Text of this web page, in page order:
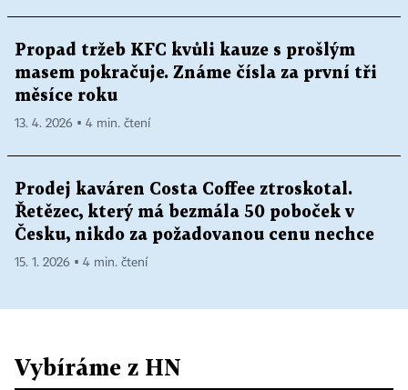
Propad tržeb KFC kvůli kauze s prošlým
masem pokračuje. Známe čísla za první tři
měsíce roku
13. 4. 2026 ▪ 4 min. čtení
Prodej kaváren Costa Coffee ztroskotal.
Řetězec, který má bezmála 50 poboček v
Česku, nikdo za požadovanou cenu nechce
15. 1. 2026 ▪ 4 min. čtení
Vybíráme z HN